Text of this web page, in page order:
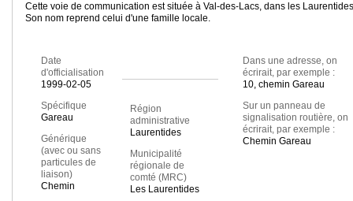
Cette voie de communication est située à Val-des-Lacs, dans les
Son nom reprend celui d'une famille locale.
Date
d'officialisation
1999-02-05
Spécifique
Gareau
Générique
(avec ou sans
particules de
liaison)
Chemin
Région
administrative
Laurentides
Municipalité
régionale de
comté (MRC)
Les Laurentides
Dans une adresse, on
écrirait, par exemple :
10, chemin Gareau
Sur un panneau de
signalisation routière, on
écrirait, par exemple :
Chemin Gareau